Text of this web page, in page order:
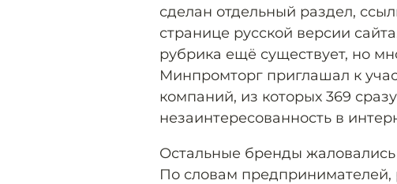
сделан отдельный раздел,
странице русской версии
рубрика ещё существует, но
Минпромторг приглашал к
компаний, из которых 369
незаинтересованность в
Остальные бренды жаловались
По словам предпринимателей,